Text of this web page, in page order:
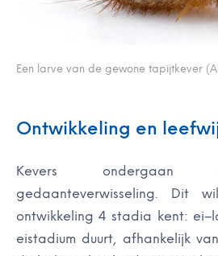
Een larve van de gewone tapijtkever
Ontwikkeling en
Kevers ondergaan
gedaanteverwisseling. Dit
ontwikkeling 4 stadia kent:
eistadium duurt, afhankelijk